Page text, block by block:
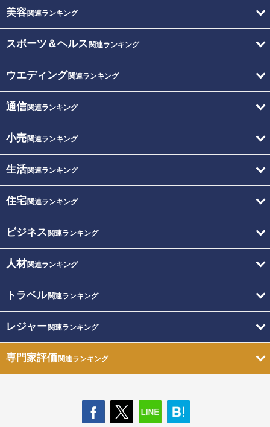
美容関連ランキング
スポーツ＆ヘルス 関連ランキング
ウエディング関連ランキング
通信関連ランキング
小売関連ランキング
生活関連ランキング
住宅関連ランキング
ビジネス 関連ランキング
人材関連ランキング
トラベル関連ランキング
レジャー関連ランキング
専門家評価関連ランキング